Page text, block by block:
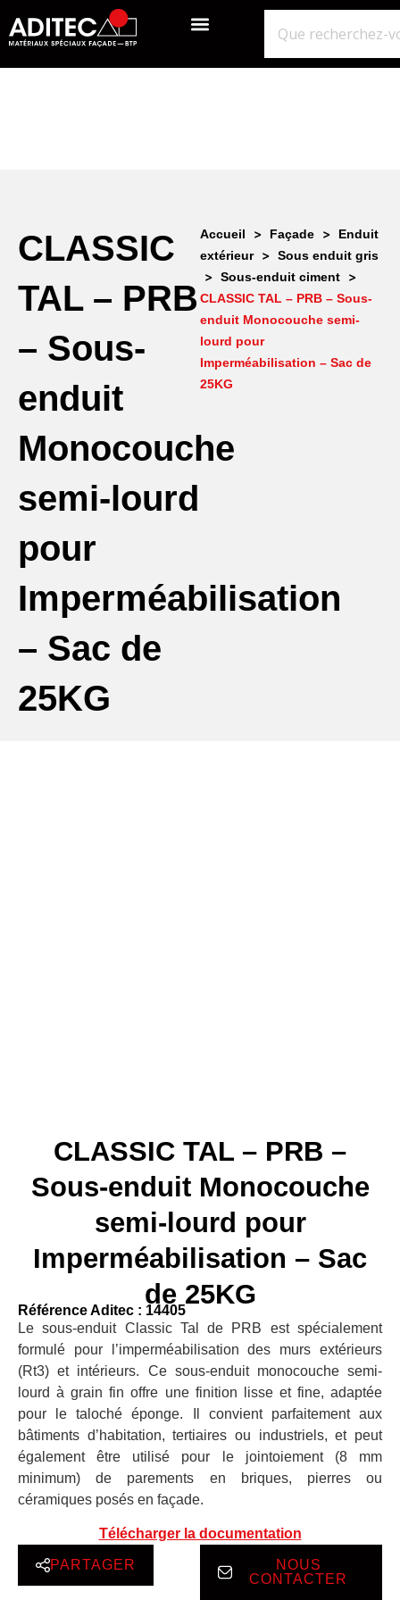
CLASSIC
TAL – PRB
– Sous-
enduit
Monocouche
semi-lourd
pour
Imperméabilisation
– Sac de
25KG
Accueil > Façade >
Enduit
extérieur
> Sous enduit gris
> Sous-enduit ciment >
CLASSIC TAL – PRB – Sous-
enduit Monocouche semi-
lourd pour
Imperméabilisation – Sac de
25KG
CLASSIC TAL – PRB –
Sous-enduit Monocouche
semi-lourd pour
Imperméabilisation – Sac
de 25KG
Référence Aditec : 14405
Le sous-enduit Classic Tal de PRB est spécialement
formulé pour l’imperméabilisation des murs extérieurs
(Rt3) et intérieurs. Ce sous-enduit monocouche semi-
lourd à grain fin offre une finition lisse et fine, adaptée
pour le taloché éponge. Il convient parfaitement aux
bâtiments d’habitation, tertiaires ou industriels, et peut
également être utilisé pour le jointoiement (8 mm
minimum) de parements en briques, pierres ou
céramiques posés en façade.
Télécharger la documentation
PARTAGER
NOUS
CONTACTER